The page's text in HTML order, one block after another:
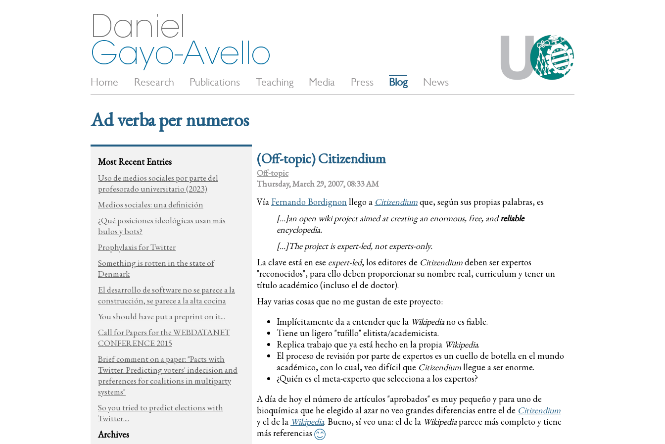
Home Research Publications Teaching Media Press Blog News
Ad verba per numeros
Most Recent Entries
Uso de medios sociales por parte del
profesorado universitario (2023)
Medios sociales: una definición
¿Qué posiciones ideológicas usan más
bulos y bots?
Prophylaxis for Twitter
Something is rotten in the state of
Denmark
El desarrollo de software no se parece a la
construcción, se parece a la alta cocina
You should have put a preprint on it...
Call for Papers for the WEBDATANET
CONFERENCE 2015
Brief comment on a paper: "Pacts with
Twitter. Predicting voters' indecision and
preferences for coalitions in multiparty
systems"
So you tried to predict elections with
Twitter....
Archives
(Off-topic) Citizendium
Off-topic
Thursday, March 29, 2007, 08:33 AM
Vía Fernando Bordignon llego a Citizendiumque, según sus propias palabras, es
[...]an open wiki project aimed at creating an enormous, free, andreliable
encyclopedia.
[...]The project is expert-led, not experts-only.
La clave está en ese expert-led, los editores de Citizendiumdeben ser expertos
"reconocidos", para ello deben proporcionar su nombre real, curriculum y tener un
título académico (incluso el de doctor).
Hay varias cosas que no me gustan de este proyecto:
Implícitamente da a entender que la Wikipediano es fiable.
Tiene un ligero "tufillo" elitista/academicista.
Replica trabajo que ya está hecho en la propia Wikipedia.
El proceso de revisión por parte de expertos es un cuello de botella en el mundo
académico, con lo cual, veo difícil que Citizendiumllegue a ser enorme.
¿Quién es el meta-experto que selecciona a los expertos?
A día de hoy el número de artículos "aprobados" es muy pequeño y para uno de
bioquímica que he elegido al azar no veo grandes diferencias entre el de Citizendium
y el de la Wikipedia. Bueno, sí veo una: el de la Wikipediaparece más completo y tiene
más referencias